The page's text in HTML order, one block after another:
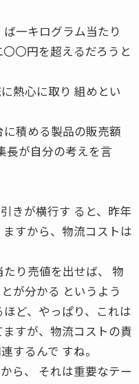
一キログラム当たり
〇円を超えるだろうと
熱心に取り 組めとい
積める製品の販売額
が自分の考えを言
きが横行す ると、昨年
すから、物流コストは
り売値を出せば、 物
が分かる というよう
ど、やっぱり、これは
すが、物流コストの責
するんで すね。
ら、 それは重要なテー